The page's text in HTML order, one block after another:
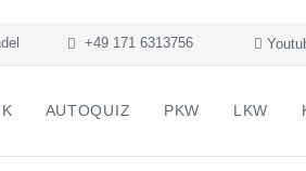
+49 171 6313756
AUTOQUIZ PKW LKW